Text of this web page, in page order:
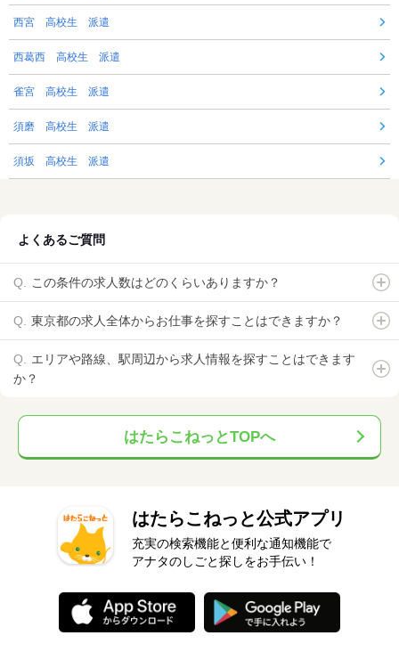
西宮 高校生 派遣
西葛西 高校生 派遣
雀宮 高校生 派遣
須磨 高校生 派遣
須坂 高校生 派遣
よくあるご質問
この条件の求人数はどのくらいありますか？
東京都の求人全体からお仕事を探すことはできますか？
エリアや路線、駅周辺から求人情報を探すことはできます
か？
はたらこねっとTOPへ
はたらこねっと公式アプリ
充実の検索機能と便利な通知機能で
アナタのしごと探しをお手伝い！